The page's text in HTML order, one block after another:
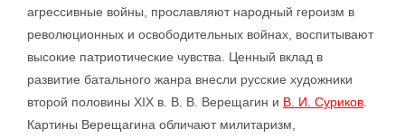
агрессивные войны, прославляют народный героизм в
революционных и освободительных войнах, воспитывают
высокие патриотические чувства. Ценный вклад в
развитие батального жанра внесли русские художники
второй половины XIX в. В. В. Верещагин и В. И. Суриков
Картины Верещагина обличают милитаризм,